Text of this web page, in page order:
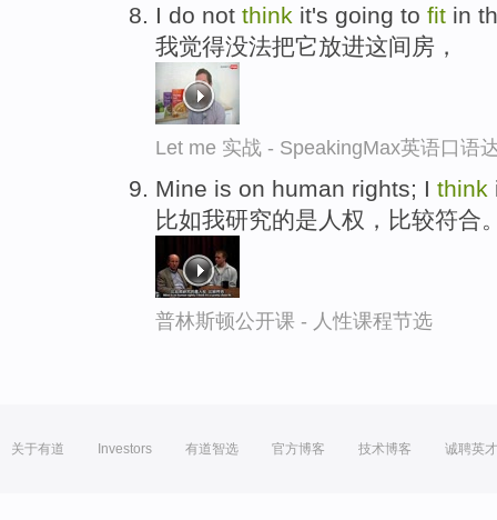
I do not think it's going to fit in
我觉得没法把它放进这间房，
Let me 实战 - SpeakingMax英语口语
Mine is on human rights; I think
比如我研究的是人权，比较符合
普林斯顿公开课 - 人性课程节选
关于有道 Investors 有道智选 官方博客 技术博客 诚聘英才